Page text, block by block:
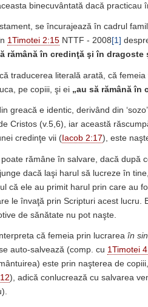
binecuvântată dacă practicau
se încurajează în cadrul
1Timotei 2:15 NTTF - 2008 [1]
rămână în credinţă şi în
traducerea literală arată, că femeia
pe copiii, şi ei „au să rămână în
greacă e identic, derivând din
Cristos (v.5,6), iar această
credinţe vii ( Iacob 2:17), este
rămâne în salvare, dacă după
dacă laşi harul să lucreze în
că ele au primit harul prin care au
le învaţă prin Scripturi acest lucru.
de sănătate nu pot naşte.
că femeia prin lucrarea în
auto-salvează (comp. cu 1Timotei
este prin naşterea de
), adică conlucrează cu salvarea